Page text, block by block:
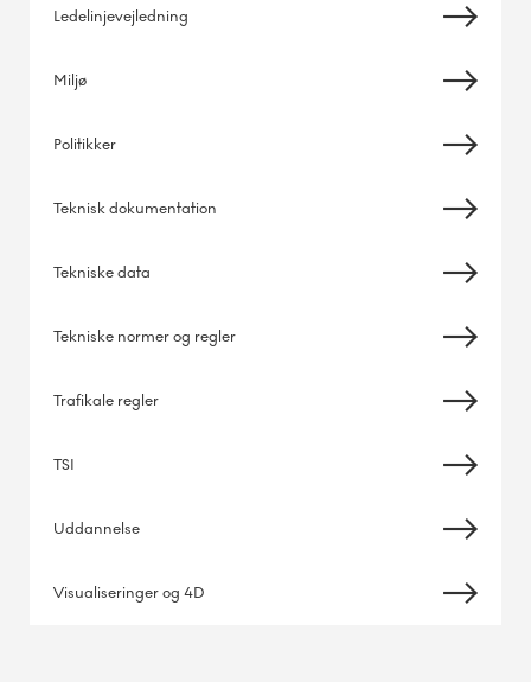
Ledelinjevejledning
Miljø
Politikker
Teknisk dokumentation
Tekniske data
Tekniske normer og regler
Trafikale regler
TSI
Uddannelse
Visualiseringer og 4D